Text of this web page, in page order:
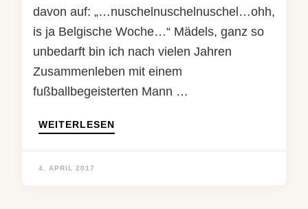
davon auf: „…nuschelnuschelnuschel…ohh,
is ja Belgische Woche…“ Mädels, ganz so
unbedarft bin ich nach vielen Jahren
Zusammenleben mit einem
fußballbegeisterten Mann …
WEITERLESEN
4. APRIL 2017